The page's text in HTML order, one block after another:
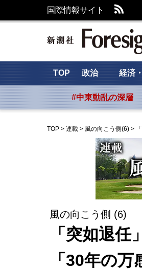
国際情報サイト
TOP 政治 経済
#中東動乱の深層
TOP > 連載 > 風の向こう側(6) >
風の向こう側 (6)
「突如退
「30年の万